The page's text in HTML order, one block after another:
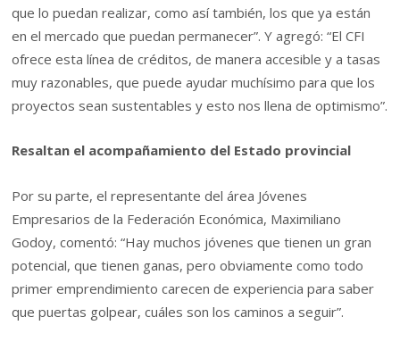
que lo puedan realizar, como así también, los que ya están
en el mercado que puedan permanecer”. Y agregó: “El CFI
ofrece esta línea de créditos, de manera accesible y a tasas
muy razonables, que puede ayudar muchísimo para que los
proyectos sean sustentables y esto nos llena de optimismo”.
Resaltan el acompañamiento del Estado provincial
Por su parte, el representante del área Jóvenes
Empresarios de la Federación Económica, Maximiliano
Godoy, comentó: “Hay muchos jóvenes que tienen un gran
potencial, que tienen ganas, pero obviamente como todo
primer emprendimiento carecen de experiencia para saber
que puertas golpear, cuáles son los caminos a seguir”.